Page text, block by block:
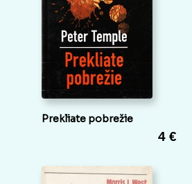
Prekliate pobrežie
4 €